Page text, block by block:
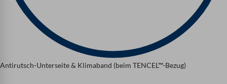
Antirutsch-Unterseite & Klimaband (beim TENCEL™-Bezug)